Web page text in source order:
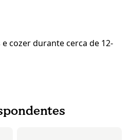
cozer durante cerca de 12-